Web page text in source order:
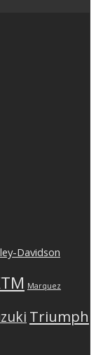
Davidson
Marquez
Triumph